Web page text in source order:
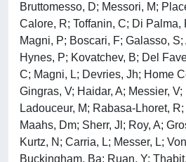
Bruttomesso, D; Messori, M;
Calore, R; Toffanin, C; Di Palma,
Magni, P; Boscari, F; Galasso,
Hynes, P; Kovatchev, B; Del
C; Magni, L; Devries, Jh; Home
Gingras, V; Haidar, A; Messier, V;
Ladouceur, M; Rabasa-Lhoret,
Maahs, Dm; Sherr, Jl; Roy, A;
Kurtz, N; Carria, L; Messer, L;
Buckingham, Ba; Ruan, Y;